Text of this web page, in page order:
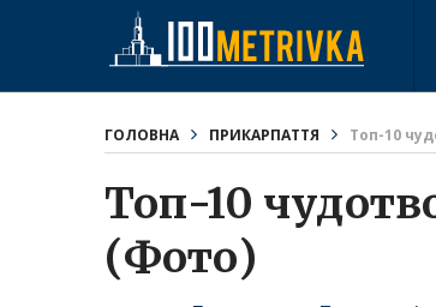
ГОЛОВНА ПРИКАРПАТТЯ Топ-10
Топ-10
(Фото)